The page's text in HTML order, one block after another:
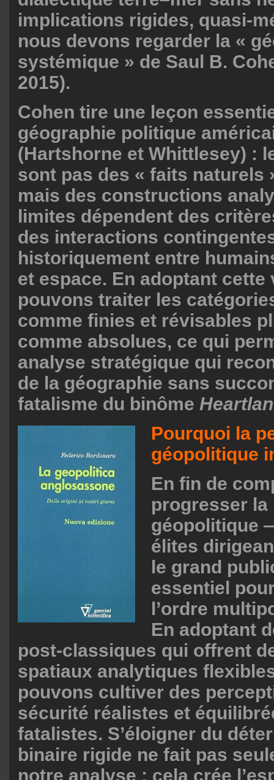
implications rigides, quasi-
nous devons regarder la «
systémique » de Saul B.
2015).
Cohen tire une leçon
géographie politique
(Hartshorne et Whittlesey) :
sont pas des « faits naturels
mais des constructions
limites dépendent des
des interactions
historiquement entre
et espace. En adoptant cette
pouvons traiter les
comme finies et révisables
comme absolues, ce qui
analyse stratégique qui
de la géographie sans
fatalisme du binôme
Pourquoi la
géopolitique
En fin de
progresser
géopolitique
élites
le grand
essentiel
l’ordre
En adoptant
post-classiques qui offrent
spatiaux analytiques
pouvons cultiver des
sécurité réalistes et
fatalistes. S’éloigner du
binaire rigide ne fait pas
notre analyse ; cela crée